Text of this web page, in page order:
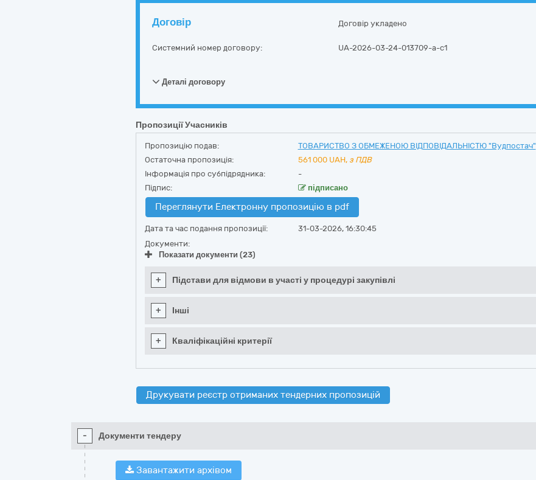
Договір Договір укладено
Системний номер договору: UA-2026-03-24-013709-a-c1
Деталі договору
Пропозиції Учасників
Пропозицію подав: ТОВАРИСТВО З ОБМЕЖЕНОЮ ВІДПОВІДАЛЬНІСТЮ "Вудпостач"
Остаточна пропозиція:
561 000 UAH, з ПДВ
Інформація про субпідрядника:
-
Підпис:
підписано
Переглянути Електронну пропозицію в pdf
Дата та час подання пропозиції:
31-03-2026, 16:30:45
Документи:
Показати документи (23)
+ Підстави для відмови в участі у процедурі закупівлі
+ Інші
+ Кваліфікаційні критерії
Друкувати реєстр отриманих тендерних пропозицій
- Документи тендеру
Завантажити архівом